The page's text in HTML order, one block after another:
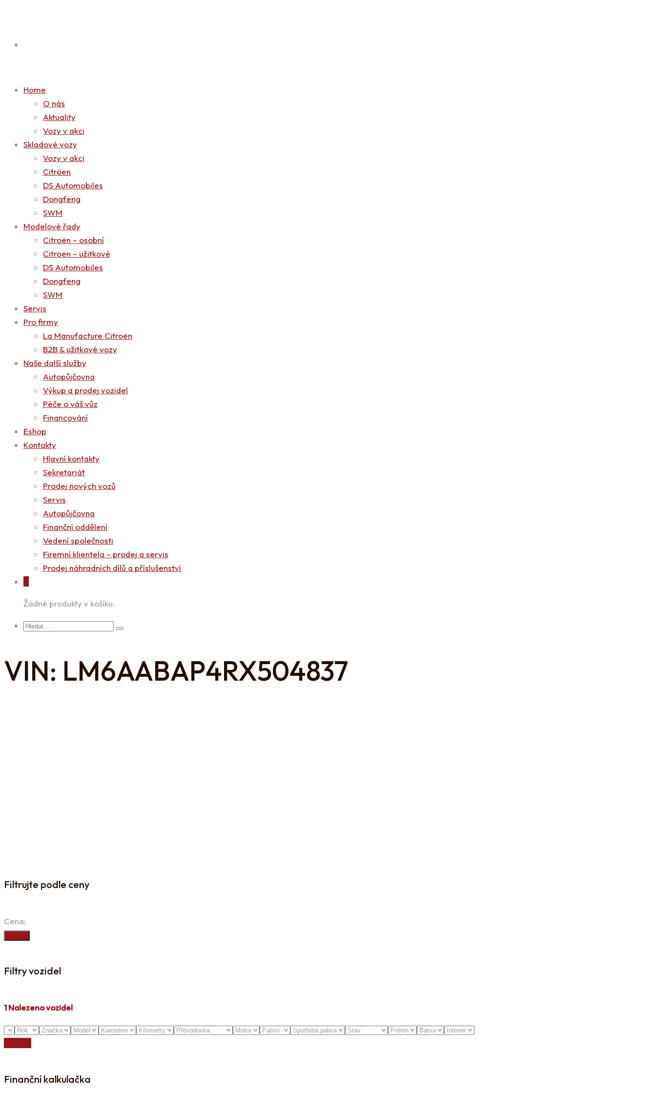
Home
O nás
Aktuality
Vozy v akci
Skladové vozy
Vozy v akci
Citröen
DS Automobiles
Dongfeng
SWM
Modelové řady
Citroën – osobní
Citroën – užitkové
DS Automobiles
Dongfeng
SWM
Servis
Pro firmy
La Manufacture Citroën
B2B & užitkové vozy
Naše další služby
Autopůjčovna
Výkup a prodej vozidel
Péče o váš vůz
Financování
Eshop
Kontakty
Hlavní kontakty
Sekretariát
Prodej nových vozů
Servis
Autopůjčovna
Finanční oddělení
Vedení společnosti
Firemní klientela – prodej a servis
Prodej náhradních dílů a příslušenství
Žádné produkty v košíku.
VIN: LM6AABAP4RX504837
Filtrujte podle ceny
Cena:
Filtry vozidel
1Nalezeno vozidel
Finanční kalkulačka